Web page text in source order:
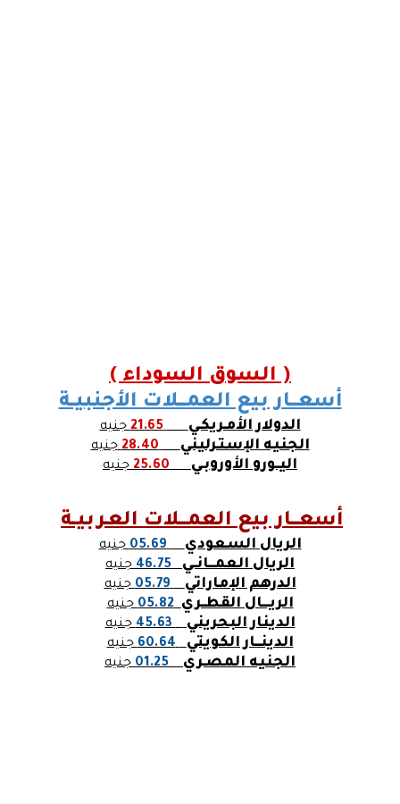
( السوق السوداء )
أسعـــار بيع العمـــلات الأجنبيــة
الدولار الأمـريكـي 21.65جنيه
الجنيه الإستـرليني 28.40 جنيه
اليــورو الأوروبـي 25.60 جنيه
أسعـــار بيعالعمـــلات العـربيــة
الريال السعودي 05.69جنيه
الريال العمـــانــي 46.75جنيه
الدرهم الإماراتي 05.79جنيه
الريــــال القطــري 05.82جنيه
الدينار البحريني 45.63جنيه
الدينـــار الكويتي 60.64جنيه
الجنيه المصـري 01.25جنيه